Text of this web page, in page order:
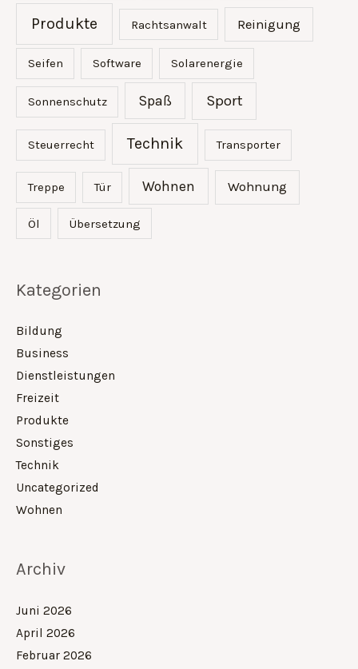
Produkte Rachtsanwalt Reinigung
Seifen Software Solarenergie
Sonnenschutz Spaß Sport
Steuerrecht Technik Transporter
Treppe Tür Wohnen Wohnung
Öl Übersetzung
Kategorien
Bildung
Business
Dienstleistungen
Freizeit
Produkte
Sonstiges
Technik
Uncategorized
Wohnen
Archiv
Juni 2026
April 2026
Februar 2026